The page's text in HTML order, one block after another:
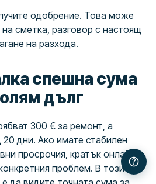
одобрение. Това може
сметка, разговор с настоящ
на разхода.
спешна сума
дълг
300 € за ремонт, а
20 дни. Ако имате стабилен
просрочия, кратък онлайн
проблем. В този